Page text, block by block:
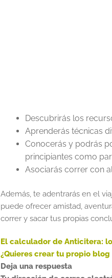
Descubrirás los
Aprenderás técnicas
Conocerás y podrás
principiantes como
Asociarás correr con
Además, te adentrarás en el
puede ofrecer amistad,
correr y sacar tus propias
Navegación
de
Anterior:
El calculador de Anticitera:
Siguiente:
¿Quieres crear tu propio
Deja una respuesta